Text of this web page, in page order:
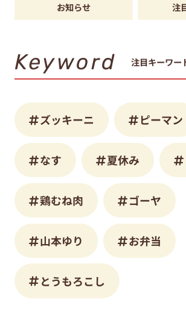
お知らせ 注
Keyword 注目キーワー
ズッキーニ ピーマン
なす 夏休み
鶏むね肉 ゴーヤ
山本ゆり お弁当
とうもろこし